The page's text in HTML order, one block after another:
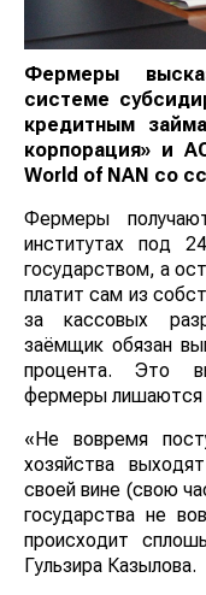
Фермеры
системе
кредитным
корпорация» и
World of NAN со
Фермеры
институтах под
государством, а
платит сам из
за кассовых
заёмщик обязан
процента. Это
фермеры лишаются
«Не вовремя
хозяйства
своей вине (свою
государства не
происходит
Гульзира Казылова.